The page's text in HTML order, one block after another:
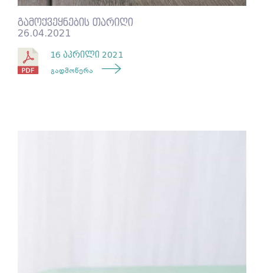
გამოქვეყნების თარიღი
26.04.2021
16 აპრილი 2021
გადმოწერა